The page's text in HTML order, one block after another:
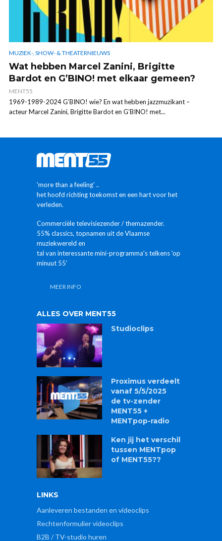
MUZIEK-, SHOW- & THEATERNIEUWS
Wat hebben Marcel Zanini, Brigitte
Bardot en G’BINO! met elkaar gemeen?
MENT55
1969-1989-2024 G’BINO! wie? En wat hebben jazzmuzikant –
acteur Marcel Zanini, Brigitte Bardot en G’BINO! met...
'more than a feeling' ..
het hoofd richting toekomst en een hart voor het
verleden.
Commerciële televisiezender / themazender.
55% classics, topnamen uit de Vlaamse
muziekwereld en
tal van interessante mini-programma's telkens 'op
minuut 55'
MEER INFO
ALLES OVER MENT55
Studioclips
Proximus verdeelt
vanaf 5/5/2025
de tv-zender
MENT55 +
MENTpop-radio
Ken jij het verschil
tussen MENTpop
of MENT55??
LINKS
Aanleveren bestanden en videoclips
Rechtenformulier videoclips
B2B / TV-studio huren